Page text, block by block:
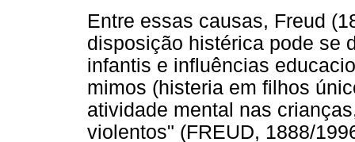
Entre essas causas, Freud
disposição histérica pode se
infantis e influências
mimos (histeria em filhos
atividade mental nas
violentos" (FREUD, 1888/